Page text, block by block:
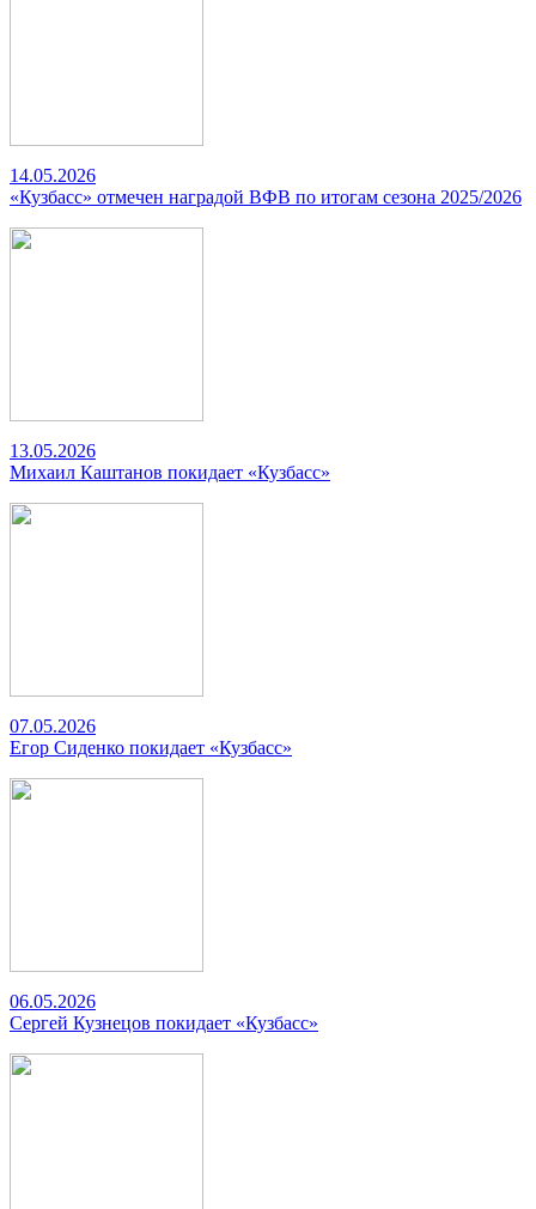
14.05.2026
«Кузбасс» отмечен наградой ВФВ по итогам сезона 2025/2026
13.05.2026
Михаил Каштанов покидает «Кузбасс»
07.05.2026
Егор Сиденко покидает «Кузбасс»
06.05.2026
Сергей Кузнецов покидает «Кузбасс»